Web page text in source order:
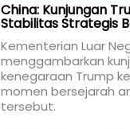
China: Kunjungan
Stabilitas Strategis
Kementerian Luar
menggambarkan
kenegaraan Trump
momen bersejarah
tersebut.